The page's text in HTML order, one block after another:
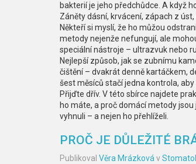
bakteriíje jeho předchůdce. A když
Záněty dásní, krvácení, zápach z
Někteří si myslí, že ho můžou
metody nejenže nefungují, ale
speciální nástroje – ultrazvuk nebo
Nejlepší způsob, jak se zubnímu
čištění – dvakrát denně kartáčkem,
šest měsíců stačí jedna kontrola,
Přijďte dřív. V této sbírce najdete
ho máte, a proč domácí metody
vyhnuli – a nejen ho přehlíželi.
PROČ JE DŮLEŽITÉ
Publikoval Věra Mrázková v